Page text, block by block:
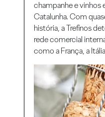
champanhe e vinhos
Catalunha. Com
história, a Trefinos
rede comercial
como a França, a